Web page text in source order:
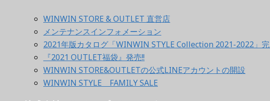
WINWIN STORE & OUTLET 直営店
メンテナンスインフォメーション
2021年版カタログ「WINWIN STYLE Collection 2021-2022」完
『2021 OUTLET福袋』発売!!
WINWIN STORE&OUTLETの公式LINEアカウントの開設
WINWIN STYLE FAMILY SALE